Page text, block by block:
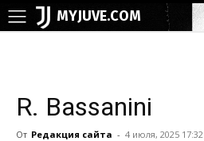
MYJUVE.COM
R. Bassanini
От Редакция сайта - 4 июля, 2025 17:32